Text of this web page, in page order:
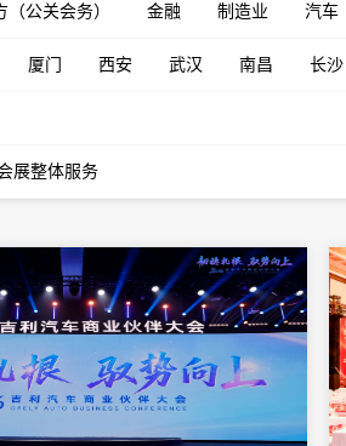
（公关会务） 金融 制造业 汽车
厦门 西安 武汉 南昌 长沙
展整体服务